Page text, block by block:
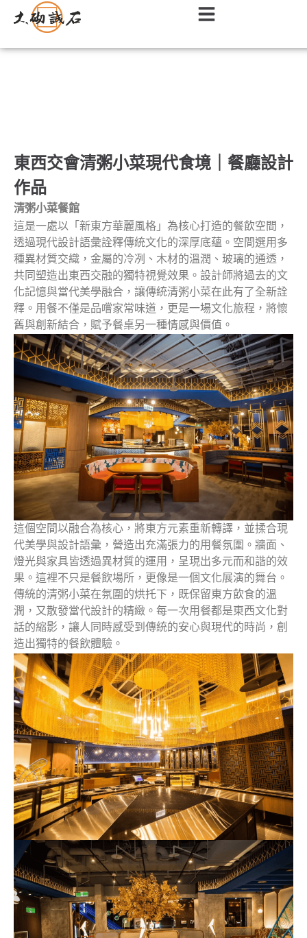
東西交會清粥小菜現代食境｜餐廳設計
作品
清粥小菜餐館
這是一處以「新東方華麗風格」為核心打造的餐飲空間，
透過現代設計語彙詮釋傳統文化的深厚底蘊。空間選用多
種異材質交織，金屬的冷冽、木材的溫潤、玻璃的通透，
共同塑造出東西交融的獨特視覺效果。設計師將過去的文
化記憶與當代美學融合，讓傳統清粥小菜在此有了全新詮
釋。用餐不僅是品嚐家常味道，更是一場文化旅程，將懷
舊與創新結合，賦予餐桌另一種情感與價值。
這個空間以融合為核心，將東方元素重新轉譯，並揉合現
代美學與設計語彙，營造出充滿張力的用餐氛圍。牆面、
燈光與家具皆透過異材質的運用，呈現出多元而和諧的效
果。這裡不只是餐飲場所，更像是一個文化展演的舞台。
傳統的清粥小菜在氛圍的烘托下，既保留東方飲食的溫
潤，又散發當代設計的精緻。每一次用餐都是東西文化對
話的縮影，讓人同時感受到傳統的安心與現代的時尚，創
造出獨特的餐飲體驗。